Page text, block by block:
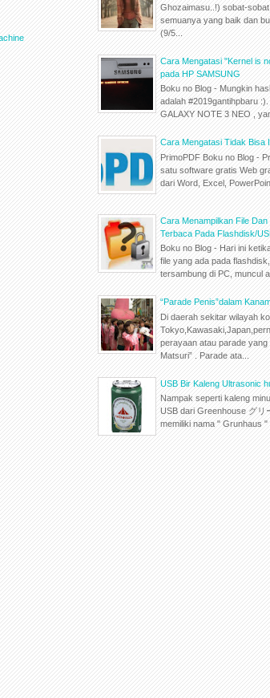
Ghozaimasu..!) sobat-
semuanya yang baik dan
(9/5...
Cara Mengatasi "Kernel is
pada HP SAMSUNG
Boku no Blog - Mungkin
adalah #2019gantihpbaru
GALAXY NOTE 3 NEO ,
Cara Mengatasi Tidak Bisa
PrimoPDF Boku no Blog -
satu software gratis Web
dari Word, Excel,
Cara Menampilkan File
Terbaca Pada Flashdisk/
Boku no Blog - Hari ini
file yang ada pada
tersambung di PC, muncul
“Parade Penis”dalam
Di daerah sekitar wilayah
perayaan atau parade yang
Matsuri” . Parade ata...
USB Bir Kaleng Ultrasonic
Nampak seperti kaleng
USB dari Greenhouse グリ
memiliki nama " Grunhaus "